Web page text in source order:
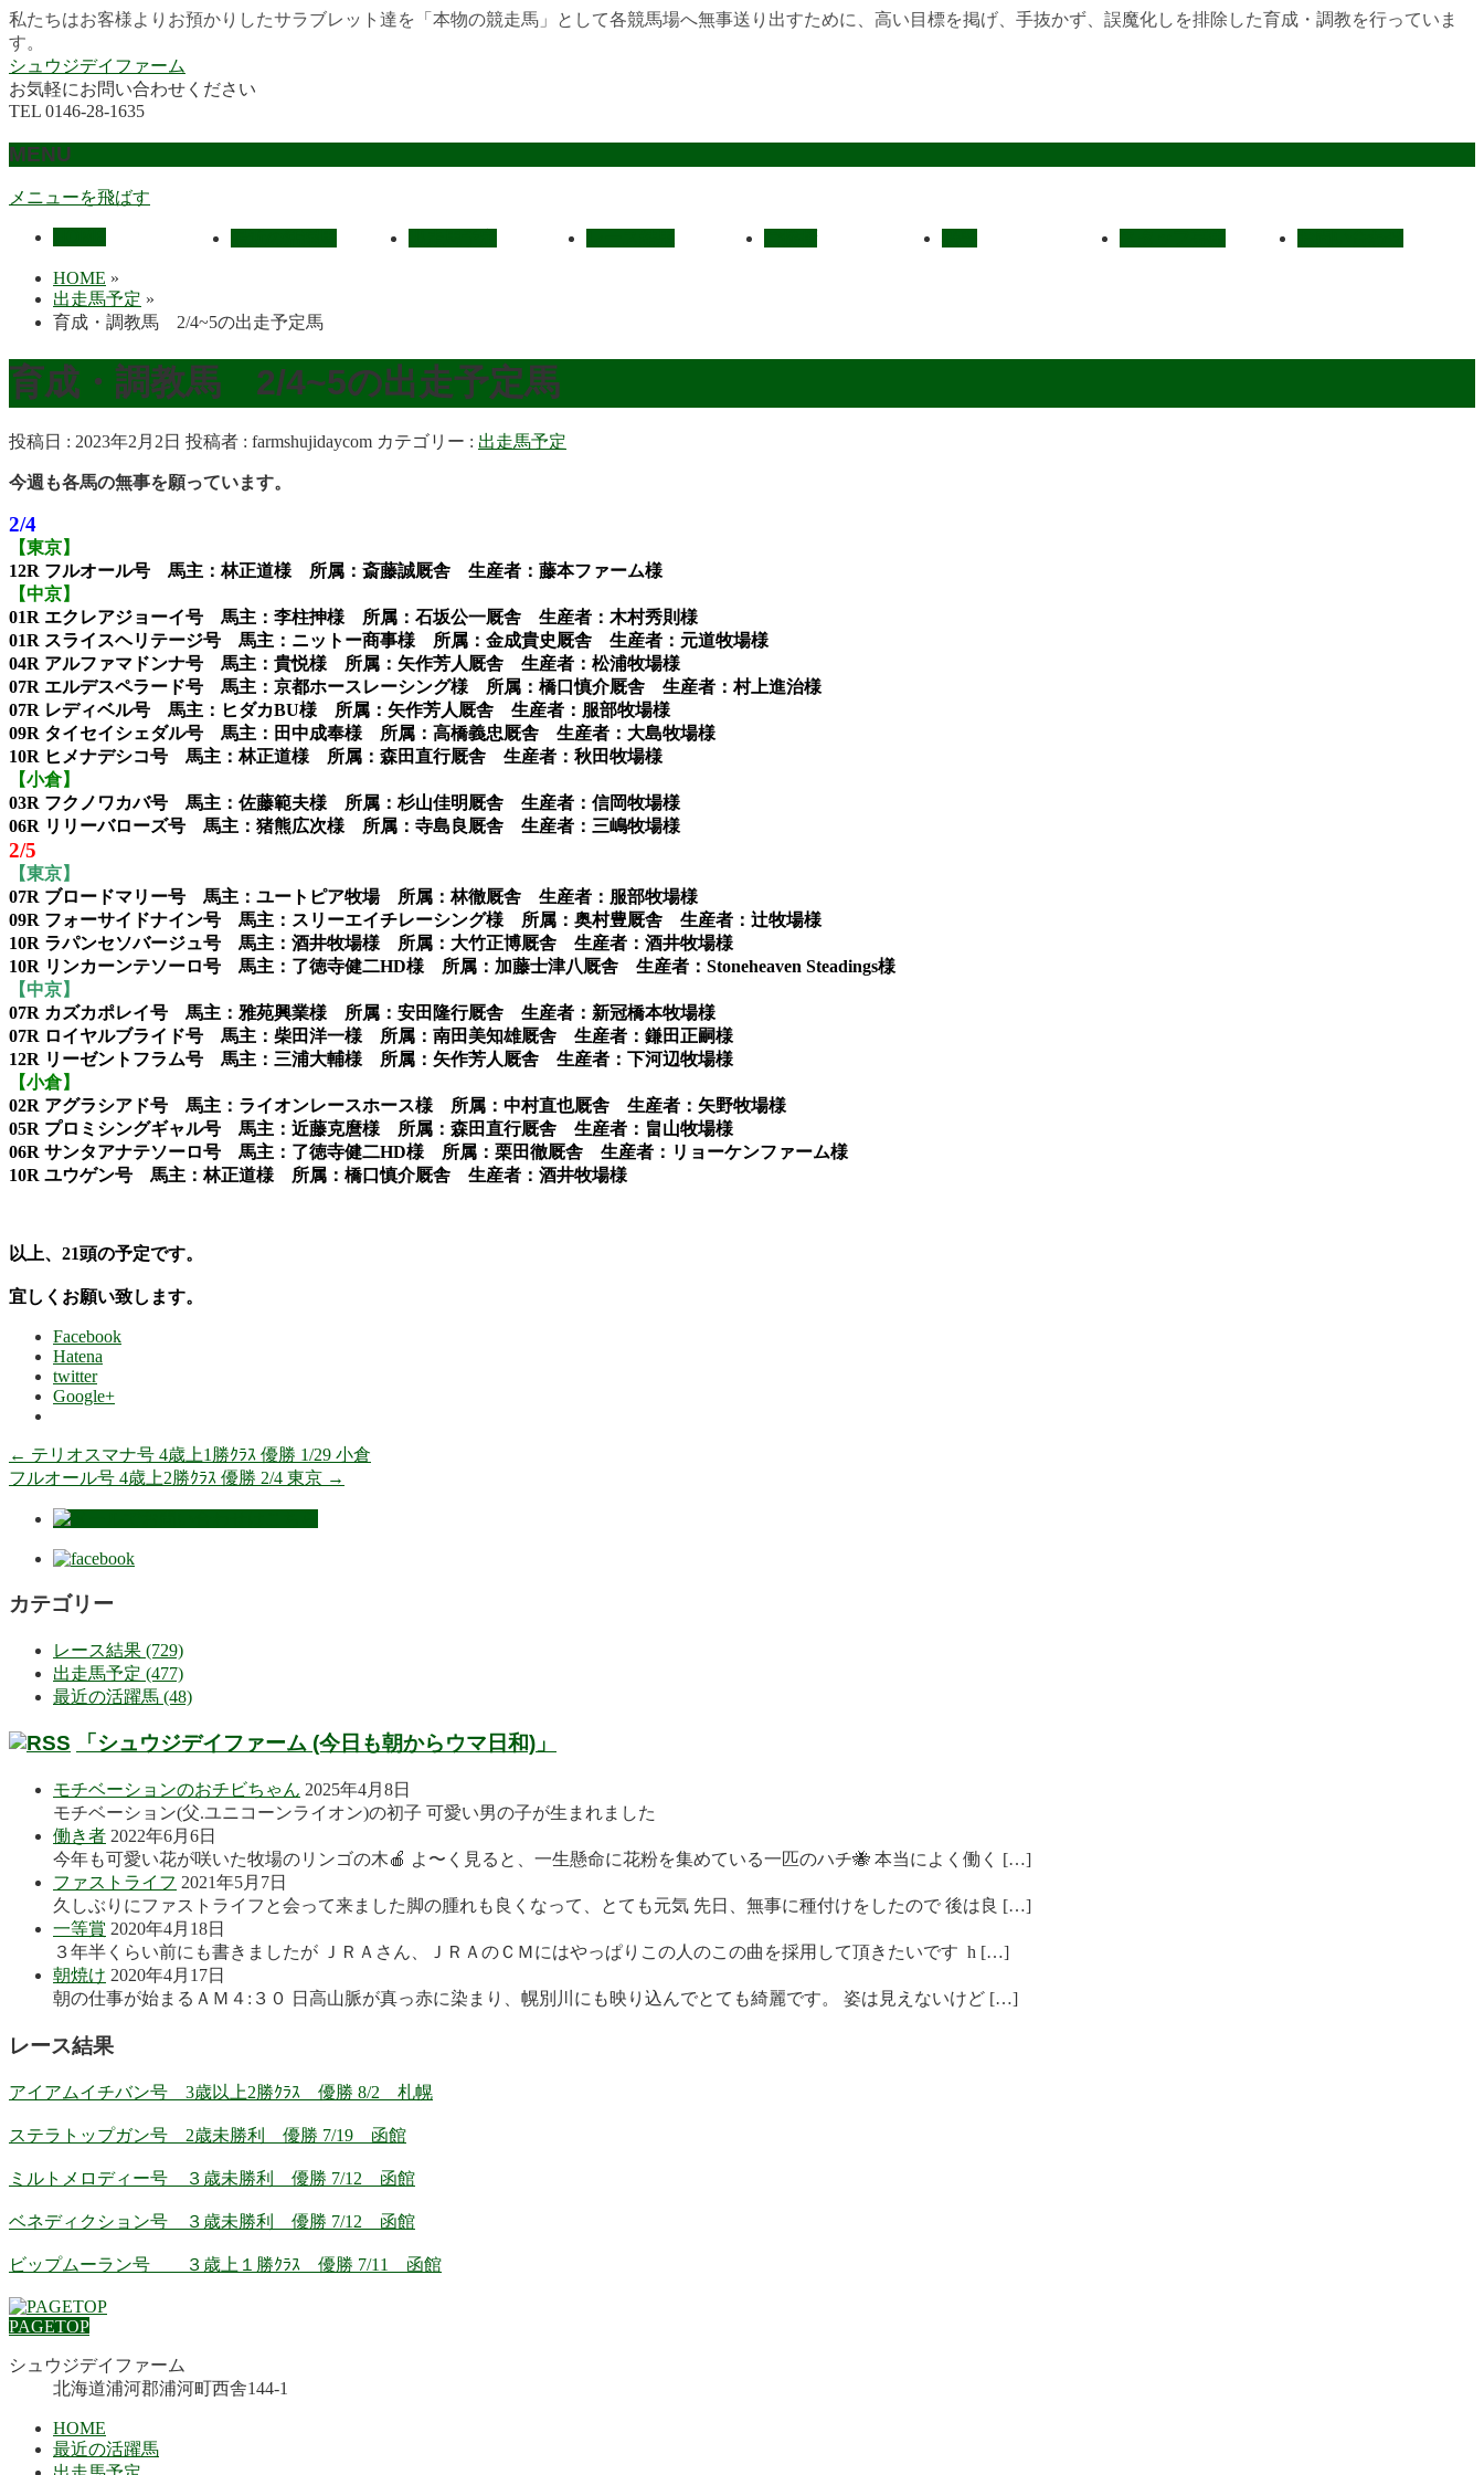
私たちはお客様よりお預かりしたサラブレット達を「本物の競走馬」として各競馬場へ無事送り出すために、高い目標を掲げ、手抜かず、誤魔化しを排除した育成・調教を行っていま
す。
シュウジデイファーム
お気軽にお問い合わせください
TEL 0146-28-1635
MENU
メニューを飛ばす
HOME »
出走馬予定 »
育成・調教馬 2/4~5の出走予定馬
育成・調教馬 2/4~5の出走予定馬
投稿日 : 2023年2月2日 投稿者 : farmshujidaycom カテゴリー : 出走馬予定
今週も各馬の無事を願っています。
2/4
【東京】
12R フルオール号 馬主：林正道様 所属：斎藤誠厩舎 生産者：藤本ファーム様
【中京】
01R エクレアジョーイ号 馬主：李柱抻様 所属：石坂公一厩舎 生産者：木村秀則様
01R スライスヘリテージ号 馬主：ニットー商事様 所属：金成貴史厩舎 生産者：元道牧場様
04R アルファマドンナ号 馬主：貴悦様 所属：矢作芳人厩舎 生産者：松浦牧場様
07R エルデスペラード号 馬主：京都ホースレーシング様 所属：橋口慎介厩舎 生産者：村上進治様
07R レディベル号 馬主：ヒダカBU様 所属：矢作芳人厩舎 生産者：服部牧場様
09R タイセイシェダル号 馬主：田中成奉様 所属：高橋義忠厩舎 生産者：大島牧場様
10R ヒメナデシコ号 馬主：林正道様 所属：森田直行厩舎 生産者：秋田牧場様
【小倉】
03R フクノワカバ号 馬主：佐藤範夫様 所属：杉山佳明厩舎 生産者：信岡牧場様
06R リリーバローズ号 馬主：猪熊広次様 所属：寺島良厩舎 生産者：三嶋牧場様
2/5
【東京】
07R ブロードマリー号 馬主：ユートピア牧場 所属：林徹厩舎 生産者：服部牧場様
09R フォーサイドナイン号 馬主：スリーエイチレーシング様 所属：奥村豊厩舎 生産者：辻牧場様
10R ラパンセソバージュ号 馬主：酒井牧場様 所属：大竹正博厩舎 生産者：酒井牧場様
10R リンカーンテソーロ号 馬主：了徳寺健二HD様 所属：加藤士津八厩舎 生産者：Stoneheaven Steadings様
【中京】
07R カズカポレイ号 馬主：雅苑興業様 所属：安田隆行厩舎 生産者：新冠橋本牧場様
07R ロイヤルブライド号 馬主：柴田洋一様 所属：南田美知雄厩舎 生産者：鎌田正嗣様
12R リーゼントフラム号 馬主：三浦大輔様 所属：矢作芳人厩舎 生産者：下河辺牧場様
【小倉】
02R アグラシアド号 馬主：ライオンレースホース様 所属：中村直也厩舎 生産者：矢野牧場様
05R プロミシングギャル号 馬主：近藤克麿様 所属：森田直行厩舎 生産者：畠山牧場様
06R サンタアナテソーロ号 馬主：了徳寺健二HD様 所属：栗田徹厩舎 生産者：リョーケンファーム様
10R ユウゲン号 馬主：林正道様 所属：橋口慎介厩舎 生産者：酒井牧場様
以上、21頭の予定です。
宜しくお願い致します。
Facebook
Hatena
twitter
Google+
← テリオスマナ号 4歳上1勝ｸﾗｽ 優勝 1/29 小倉
フルオール号 4歳上2勝ｸﾗｽ 優勝 2/4 東京 →
カテゴリー
レース結果 (729)
出走馬予定 (477)
最近の活躍馬 (48)
「シュウジデイファーム (今日も朝からウマ日和)」
モチベーションのおチビちゃん 2025年4月8日
モチベーション(父.ユニコーンライオン)の初子 可愛い男の子が生まれました
働き者 2022年6月6日
今年も可愛い花が咲いた牧場のリンゴの木🍎 よ〜く見ると、一生懸命に花粉を集めている一匹のハチ🐝 本当によく働く […]
ファストライフ 2021年5月7日
久しぶりにファストライフと会って来ました脚の腫れも良くなって、とても元気 先日、無事に種付けをしたので 後は良 […]
一等賞 2020年4月18日
３年半くらい前にも書きましたが ＪＲＡさん、ＪＲＡのＣＭにはやっぱりこの人のこの曲を採用して頂きたいです h […]
朝焼け 2020年4月17日
朝の仕事が始まるＡＭ４:３０ 日高山脈が真っ赤に染まり、幌別川にも映り込んでとても綺麗です。 姿は見えないけど […]
レース結果
アイアムイチバン号 3歳以上2勝ｸﾗｽ 優勝 8/2 札幌
ステラトップガン号 2歳未勝利 優勝 7/19 函館
ミルトメロディー号 ３歳未勝利 優勝 7/12 函館
ベネディクション号 ３歳未勝利 優勝 7/12 函館
ビップムーラン号 ３歳上１勝ｸﾗｽ 優勝 7/11 函館
PAGETOP
シュウジデイファーム
北海道浦河郡浦河町西舎144-1
HOME
最近の活躍馬